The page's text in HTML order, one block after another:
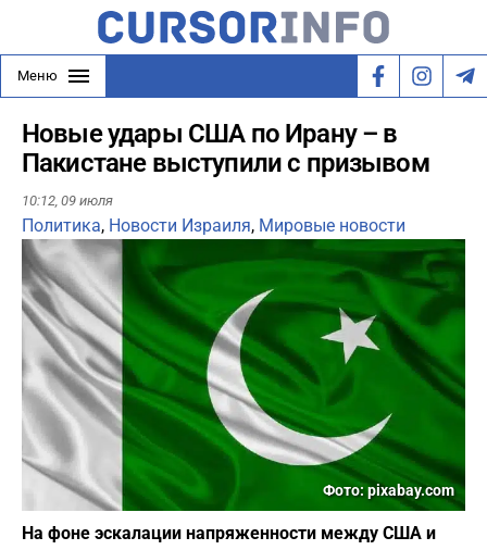
Меню
Новые удары США по Ирану – в
Пакистане выступили с призывом
10:12, 09 июля
Политика, Новости Израиля, Мировые новости
Фото: pixabay.com
На фоне эскалации напряженности между США и